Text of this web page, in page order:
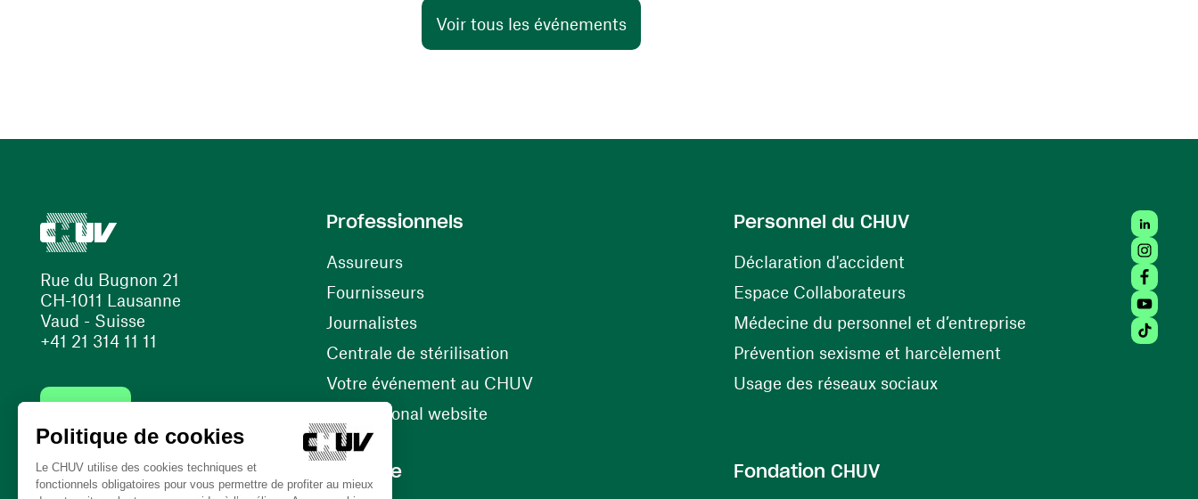
Voir tous les événements
Rue du Bugnon 21
CH-1011 Lausanne
Vaud - Suisse
+41 21 314 11 11
Professionnels
Assureurs
Fournisseurs(ouvre une nouvelle fenêtre)
Journalistes
Centrale de stérilisation
Votre événement au CHUV(ouvre une nouvelle fenêtre)
International website
Personnel du CHUV
Déclaration d'accident(ouvre une nouvelle fenêtre)
Espace Collaborateurs(ouvre une nouvelle fenêtre)
Médecine du personnel et d’entreprise(ouvre une nouvelle
Prévention sexisme et harcèlement(ouvre une nouvelle
Usage des réseaux sociaux(ouvre une nouvelle fenêtre)
Carrière Fondation CHUV
Tiktok